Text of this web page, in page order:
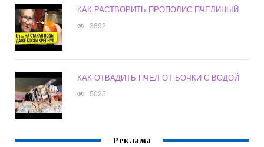
КАК РАСТВОРИТЬ ПРОПОЛИС ПЧЕЛИНЫЙ
3892
КАК ОТВАДИТЬ ПЧЕЛ ОТ БОЧКИ С ВОДОЙ
5025
Реклама